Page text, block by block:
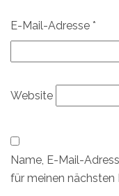
E-Mail-Adresse *
Website
Name, E-Mail-
für meinen